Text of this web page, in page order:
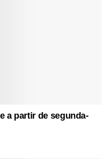
a partir de segunda-